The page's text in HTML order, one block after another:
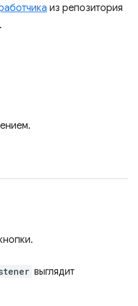
из репозитория
.
выглядит